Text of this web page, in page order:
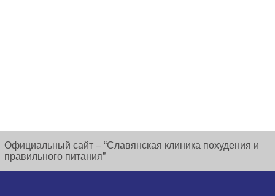
Официальный сайт – “Славянская клиника похудения и
правильного питания”